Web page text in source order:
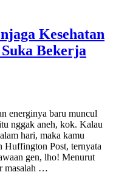
Kesehatan
Bekerja
energinya baru muncul
nggak aneh, kok. Kalau
hari, maka kamu
Huffington Post, ternyata
gen, lho! Menurut
masalah …